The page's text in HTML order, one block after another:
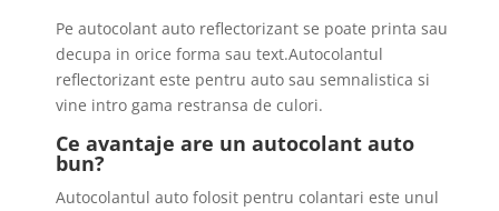
Pe autocolant auto reflectorizant se poate printa sau
decupa in orice forma sau text.Autocolantul
reflectorizant este pentru auto sau semnalistica si
vine intro gama restransa de culori.
Ce avantaje are un autocolant auto
bun?
Autocolantul auto folosit pentru colantari este unul